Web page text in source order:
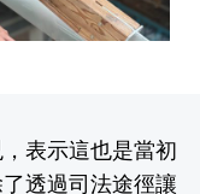
表示這也是當初
透過司法途徑讓